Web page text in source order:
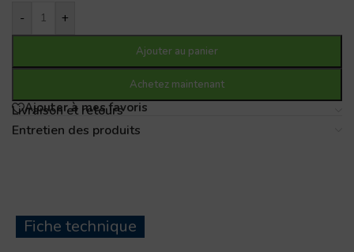
- +
Ajouter au panier
Achetez maintenant
Ajouter à mes favoris
Livraison et retours
Entretien des produits
Fiche technique